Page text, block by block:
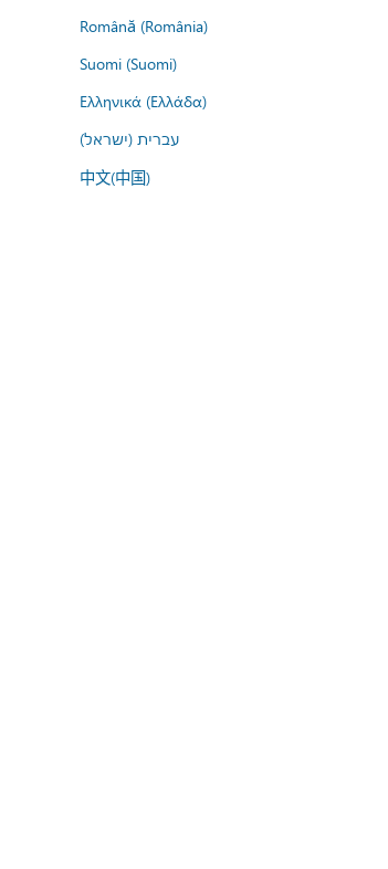
Română (România)
Suomi (Suomi)
Ελληνικά (Ελλάδα)
עברית (ישראל)
中文(中国)